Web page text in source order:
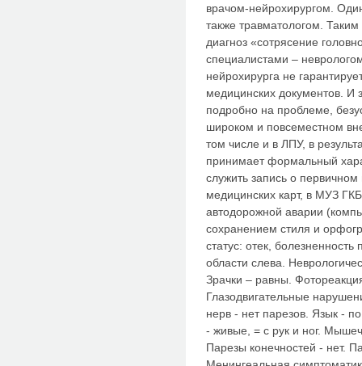
врачом-нейрохирургом.
также травматологом.
диагноз «сотрясение
специалистами –
нейрохирурга не
медицинских документов. И
подробно на проблеме,
широком и повсеместном
том числе и в ЛПУ, в
принимает формальный
служить запись о
медицинских карт, в МУЗ
автодорожной аварии
сохранением стиля и
статус: отек,
области слева.
Зрачки – равны.
Глазодвигательные
нерв - нет парезов. Язык -
- живые, = с рук и ног.
Парезы конечностей - нет.